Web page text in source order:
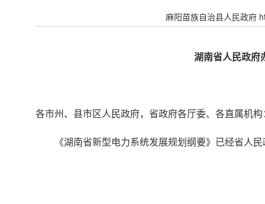
麻阳苗族自治县人民政府
湖南省人民政府
各市州、县市区人民政府，省政府各厅委、各直属机构
《湖南省新型电力系统发展规划纲要》已经省人民